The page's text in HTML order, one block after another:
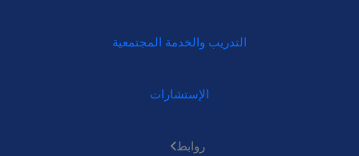
التدريب والخدمة المجتمعية
الإستشارات
روابط